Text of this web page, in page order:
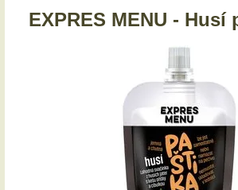
EXPRES MENU - Husí